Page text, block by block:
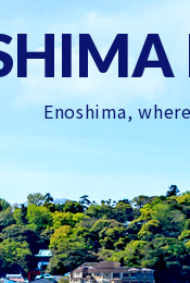
Enoshima,